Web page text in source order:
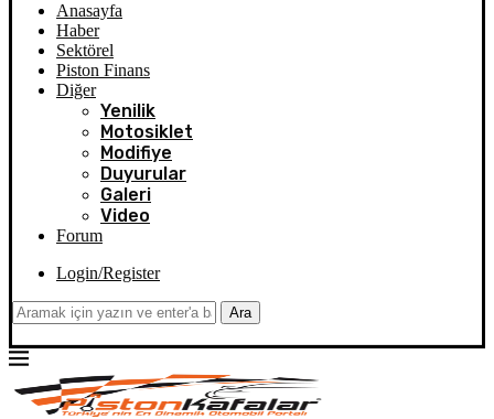
Anasayfa
Haber
Sektörel
Piston Finans
Diğer
Yenilik
Motosiklet
Modifiye
Duyurular
Galeri
Video
Forum
Login/Register
Ara